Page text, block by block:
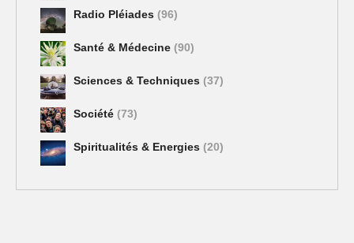
Radio Pléiades (96)
Santé & Médecine (90)
Sciences & Techniques (37)
Société (73)
Spiritualités & Energies (20)